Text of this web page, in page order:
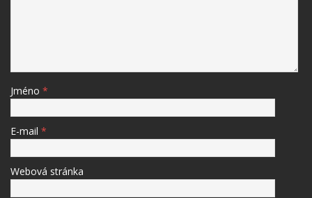
Jméno *
E-mail *
Webová stránka